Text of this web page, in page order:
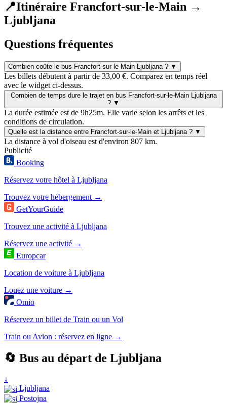
📍Itinéraire Francfort-sur-le-Main →
Ljubljana
Questions fréquentes
Combien coûte le bus Francfort-sur-le-Main Ljubljana ? ▼
Les billets débutent à partir de 33,00 €. Comparez en temps réel
avec le widget ci-dessus.
Combien de temps dure le trajet en bus Francfort-sur-le-Main Ljubljana
? ▼
La durée estimée est de 9h25m. Elle varie selon les arrêts et les
conditions de circulation.
Quelle est la distance entre Francfort-sur-le-Main et Ljubljana ? ▼
La distance à vol d'oiseau est d'environ 807 km.
Publicité
Booking
Réservez votre hôtel à Ljubljana
Trouvez votre hébergement →
GetYourGuide
Trouvez une activité à Ljubljana
Réservez une activité →
Europcar
Location de voiture à Ljubljana
Louez une voiture →
Omio
Réservez un billet de Train ou un Vol
Train ou Avion : réservez en ligne →
🔄 Bus au départ de Ljubljana
↓
Ljubljana
Postojna